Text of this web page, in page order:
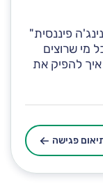
פיננסית"
מי שרוצים
להפיק את
פגישה